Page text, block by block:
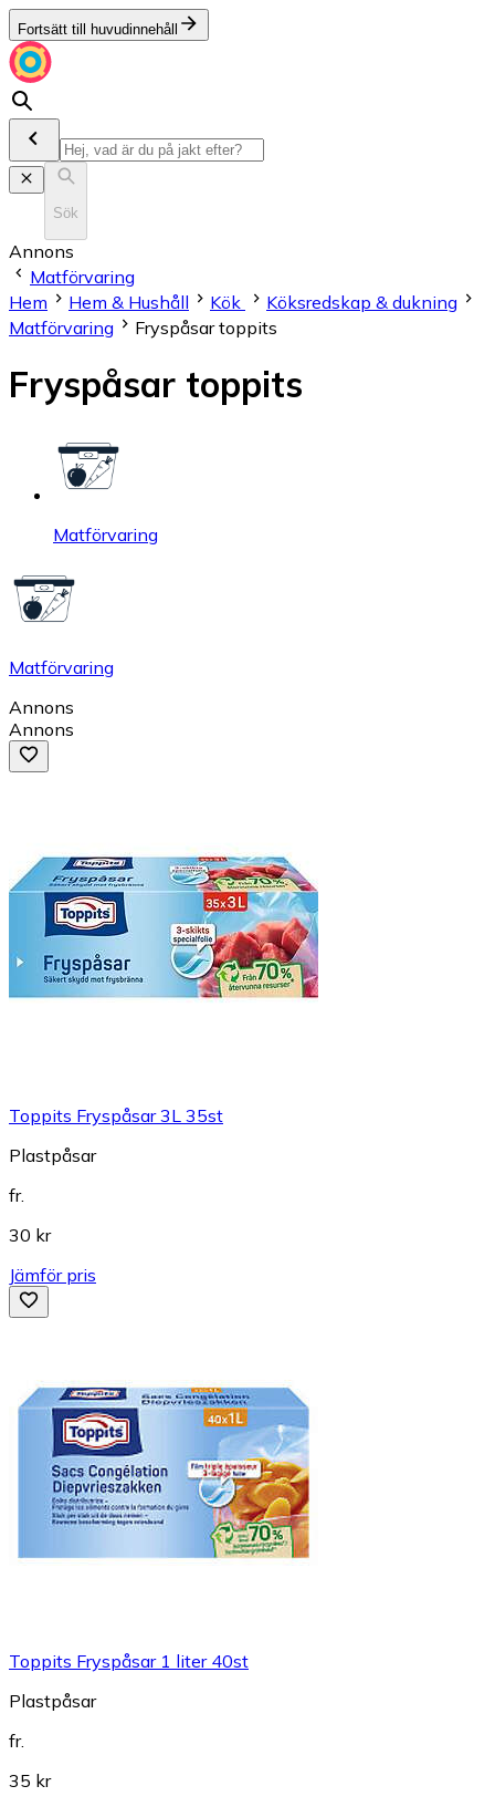
Fortsätt till huvudinnehåll
Sök
Annons
Matförvaring
Hem
Hem & Hushåll Kök
Köksredskap & dukning
Matförvaring
Fryspåsar toppits
Fryspåsar toppits
Matförvaring
Matförvaring
Annons
Annons
Toppits Fryspåsar 3L 35st
Plastpåsar
fr.
30 kr
Jämför pris
Toppits Fryspåsar 1 liter 40st
Plastpåsar
fr.
35 kr